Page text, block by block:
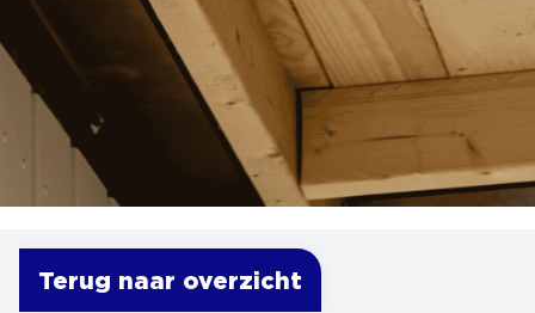
Terug naar overzicht